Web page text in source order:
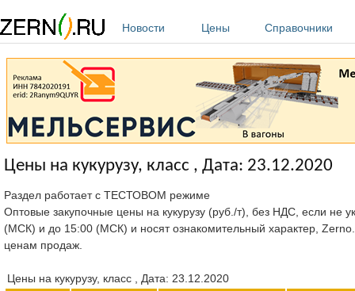
Новости
Цены Справочники
Цены на кукурузу, класс , Дата: 23.12.2020
Раздел работает с ТЕСТОВОМ режиме
Оптовые закупочные цены на кукурузу (руб./т), без НДС, если не
(МСК) и до 15:00 (МСК) и носят ознакомительный характер,
ценам продаж.
Цены на кукурузу, класс , Дата: 23.12.2020